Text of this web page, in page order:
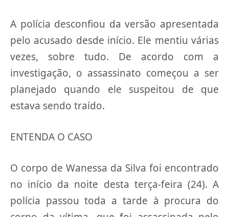
A polícia desconfiou da versão apresentada
pelo acusado desde início. Ele mentiu várias
vezes, sobre tudo. De acordo com a
investigação, o assassinato começou a ser
planejado quando ele suspeitou de que
estava sendo traído.
ENTENDA O CASO
O corpo de Wanessa da Silva foi encontrado
no início da noite desta terça-feira (24). A
polícia passou toda a tarde à procura do